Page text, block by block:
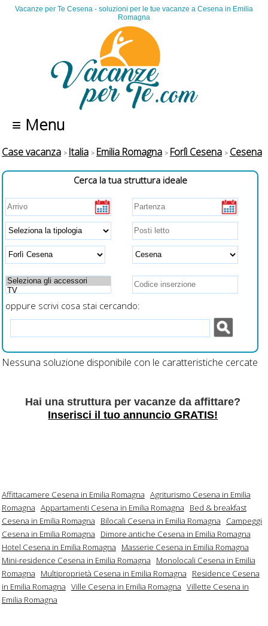
Vacanze per Te Cesena - soluzioni per le tue vacanze a Cesena in Emilia
Romagna
≡ Menu
Case vacanza Italia Emilia Romagna Forlì Cesena Cesena
Cerca la tua struttura ideale
oppure scrivi cosa stai cercando:
Nessuna soluzione disponibile con le caratteristiche cercate
Hai una struttura per vacanze da affittare?
Inserisci il tuo annuncio GRATIS!
Affittacamere Cesena in Emilia Romagna Agriturismo Cesena in Emilia
Romagna Appartamenti Cesena in Emilia Romagna
Bed & breakfast
Cesena in Emilia Romagna
Bilocali Cesena in Emilia Romagna
Campeggi
Cesena in Emilia Romagna
Dimore antiche Cesena in Emilia Romagna
Hotel Cesena in Emilia Romagna
Masserie Cesena in Emilia Romagna
Mini-residence Cesena in Emilia Romagna
Monolocali Cesena in Emilia
Romagna
Multiproprietà Cesena in Emilia Romagna
Residence Cesena
in Emilia Romagna Ville Cesena in Emilia Romagna Villette Cesena in
Emilia Romagna